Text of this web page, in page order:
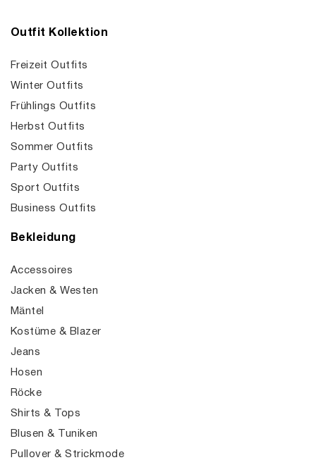
Outfit Kollektion
Freizeit Outfits
Winter Outfits
Frühlings Outfits
Herbst Outfits
Sommer Outfits
Party Outfits
Sport Outfits
Business Outfits
Bekleidung
Accessoires
Jacken & Westen
Mäntel
Kostüme & Blazer
Jeans
Hosen
Röcke
Shirts & Tops
Blusen & Tuniken
Pullover & Strickmode